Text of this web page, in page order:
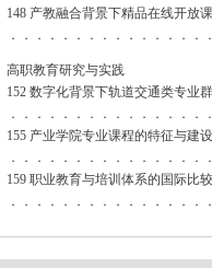
148 产教融合背景下精品在线开放
．．．．．．．．．．．．．．
高职教育研究与实践
152 数字化背景下轨道交通类专业
．．．．．．．．．．．．．．
155 产业学院专业课程的特征与建
．．．．．．．．．．．．．．
159 职业教育与培训体系的国际比
．．．．．．．．．．．．．．